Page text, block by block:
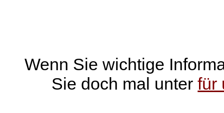
Wenn Sie wichtige
Sie doch mal unterfür